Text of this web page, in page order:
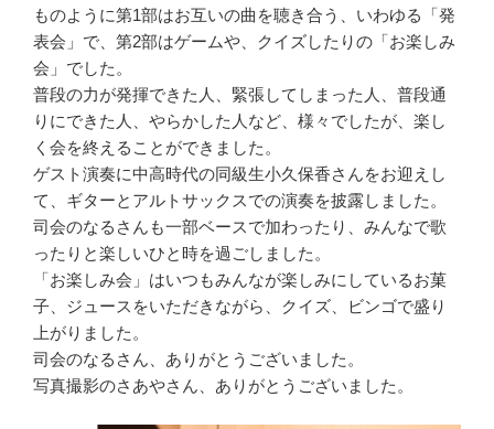
ものように第1部はお互いの曲を聴き合う、いわゆる「発
表会」で、第2部はゲームや、クイズしたりの「お楽しみ
会」でした。
普段の力が発揮できた人、緊張してしまった人、普段通
りにできた人、やらかした人など、様々でしたが、楽し
く会を終えることができました。
ゲスト演奏に中高時代の同級生小久保香さんをお迎えし
て、ギターとアルトサックスでの演奏を披露しました。
司会のなるさんも一部ベースで加わったり、みんなで歌
ったりと楽しいひと時を過ごしました。
「お楽しみ会」はいつもみんなが楽しみにしているお菓
子、ジュースをいただきながら、クイズ、ビンゴで盛り
上がりました。
司会のなるさん、ありがとうございました。
写真撮影のさあやさん、ありがとうございました。